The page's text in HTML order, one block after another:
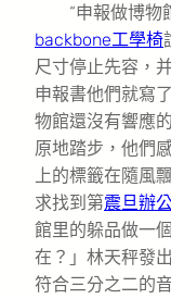
“申報做博物館
backbone工學椅
尺寸停止先容，
申報書他們就寫
物館還沒有響應
原地踏步，他們
上的標籤在隨風
求找到第震旦辦
館里的躲品做一
在？」林天秤發
符合三分之二的